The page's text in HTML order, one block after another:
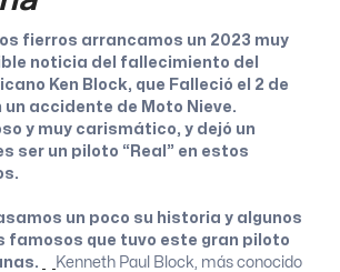
fierros arrancamos un 2023 muy
noticia del fallecimiento del
Ken Block, que Falleció el 2 de
un accidente de Moto Nieve.
y muy carismático, y dejó un
ser un piloto “Real” en estos
un poco su historia y algunos
famosos que tuvo este gran piloto
Kenneth Paul Block, más conocido